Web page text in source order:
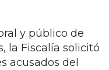
y público de
la Fiscalía solicitó
acusados del